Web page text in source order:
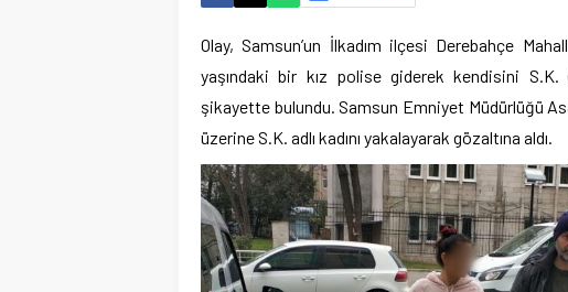
Olay, Samsun’un İlkadım ilçesi Derebahçe
yaşındaki bir kız polise giderek kendisini S.K.
şikayette bulundu. Samsun Emniyet Müdürlüğü
üzerine S.K. adlı kadını yakalayarak gözaltına aldı.